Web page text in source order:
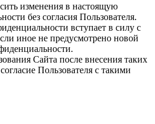
изменения в настоящую
без согласия Пользователя.
вступает в силу с
иное не предусмотрено новой
Сайта после внесения таких
Пользователя с такими